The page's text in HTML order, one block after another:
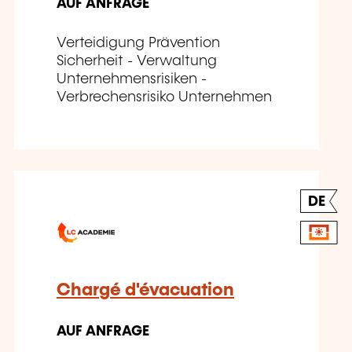
AUF ANFRAGE
Verteidigung Prävention
Sicherheit - Verwaltung
Unternehmensrisiken -
Verbrechensrisiko Unternehmen
DE
Chargé d'évacuation
AUF ANFRAGE